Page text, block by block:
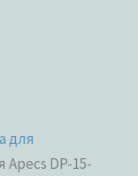
для
DP-15-